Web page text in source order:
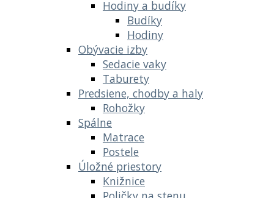
Hodiny a budíky
Budíky
Hodiny
Obývacie izby
Sedacie vaky
Taburety
Predsiene, chodby a haly
Rohožky
Spálne
Matrace
Postele
Úložné priestory
Knižnice